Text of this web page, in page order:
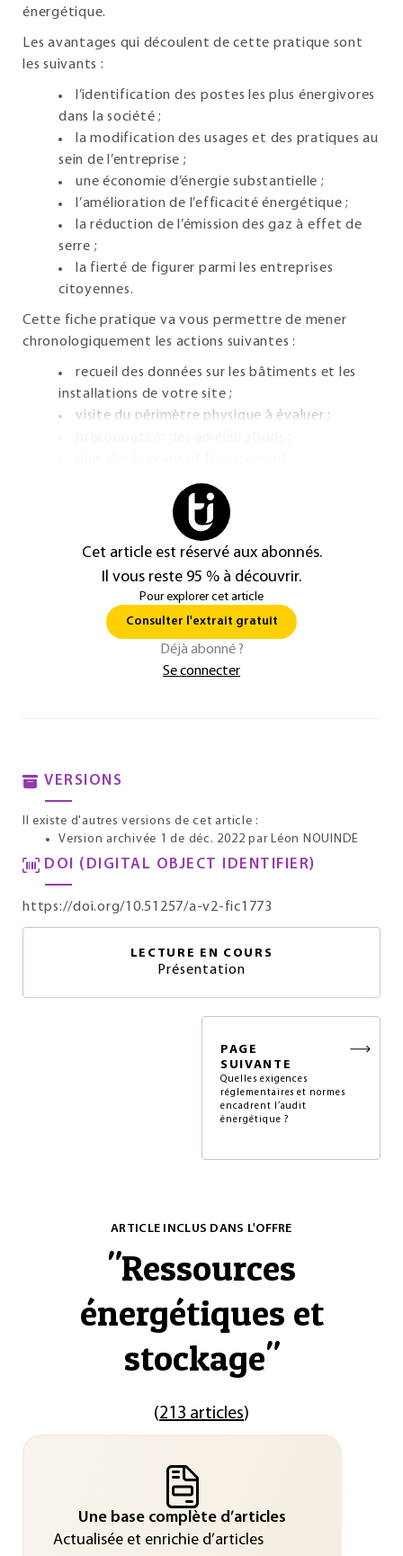
énergétique.
Les avantages qui découlent de cette pratique sont
les suivants :
l’identification des postes les plus énergivores
dans la société ;
la modification des usages et des pratiques au
sein de l’entreprise ;
une économie d’énergie substantielle ;
l’amélioration de l’efficacité énergétique ;
la réduction de l’émission des gaz à effet de
serre ;
la fierté de figurer parmi les entreprises
citoyennes.
Cette fiche pratique va vous permettre de mener
chronologiquement les actions suivantes :
recueil des données sur les bâtiments et les
installations de votre site ;
visite du périmètre physique à évaluer ;
Cet article est réservé aux abonnés.
Il vous reste 95 % à découvrir.
Pour explorer cet article
Consulter l'extrait gratuit
Déjà abonné ?
Se connecter
VERSIONS
Il existe d'autres versions de cet article :
Version archivée 1 de déc. 2022 par Léon NOUINDE
DOI (DIGITAL OBJECT IDENTIFIER)
https://doi.org/10.51257/a-v2-fic1773
LECTURE EN COURS
Présentation
PAGE
SUIVANTE
Quelles exigences
réglementaires et normes
encadrent l’audit
énergétique ?
ARTICLE INCLUS DANS L'OFFRE
"Ressources
énergétiques et
stockage"
(213 articles)
Une base complète d’articles
Actualisée et enrichie d’articles